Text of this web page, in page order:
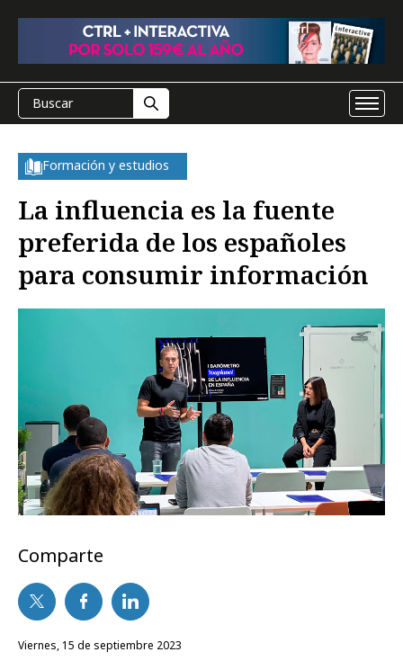
Formación y estudios
La influencia es la fuente
preferida de los españoles
para consumir información
Comparte
viernes, 15 de septiembre 2023